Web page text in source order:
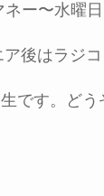
ネー〜水曜
後はラジ
す。どう